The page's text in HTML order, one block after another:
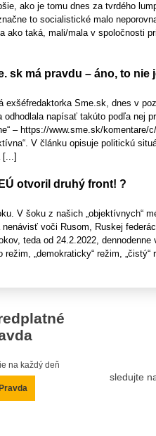
ako je tomu dnes za tvrdého
to socialistické malo
ako taká, mali/mala v spoločnosti
sk má pravdu – áno, to nie
exšéfredaktorka Sme.sk, dnes v
odhodlala napísať takúto podľa nej
– https://www.sme.sk/komentare/
V článku opisuje politickú
[...]
otvoril druhý front! ?
V šoku z našich „objektívnych“
voči Rusom, Ruskej
teda od 24.2.2022, dennodenne
režim, „demokraticky“ režim,
na každý deň
sledujte